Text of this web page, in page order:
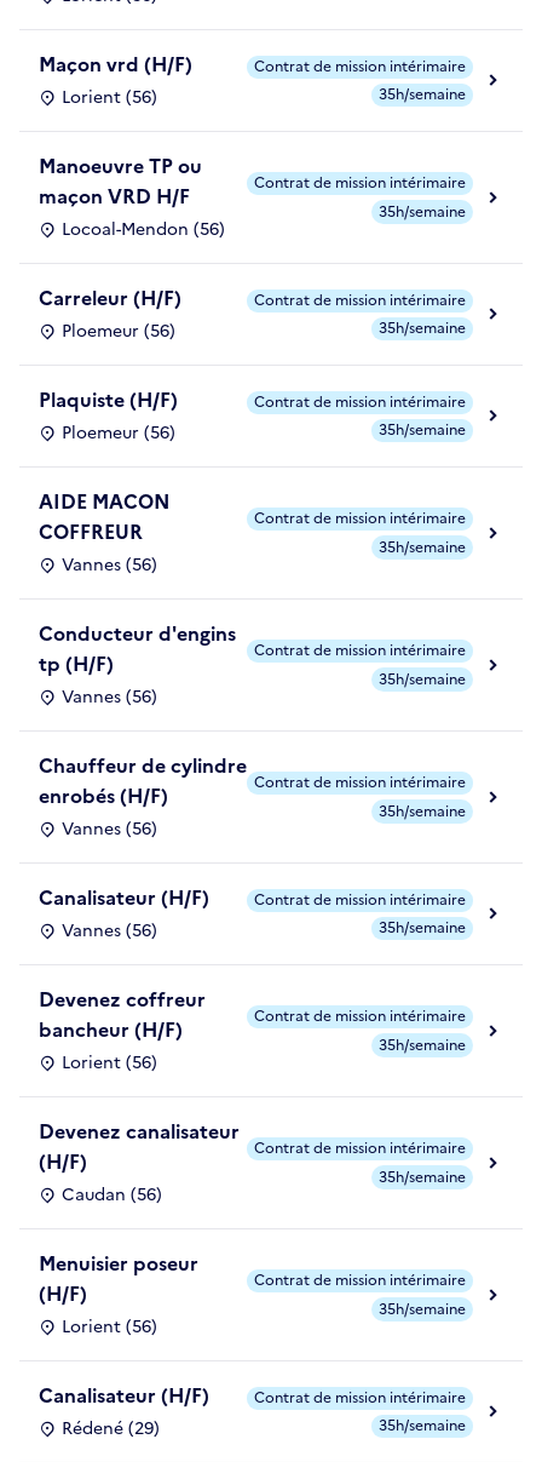
Maçon vrd (H/F)
Lorient (56)
Contrat de mission intérimaire
35h/semaine
Manoeuvre TP ou
maçon VRD H/F
Locoal-Mendon (56)
Contrat de mission intérimaire
35h/semaine
Carreleur (H/F)
Ploemeur (56)
Contrat de mission intérimaire
35h/semaine
Plaquiste (H/F)
Ploemeur (56)
Contrat de mission intérimaire
35h/semaine
AIDE MACON
COFFREUR
Vannes (56)
Contrat de mission intérimaire
35h/semaine
Conducteur d'engins
tp (H/F)
Vannes (56)
Contrat de mission intérimaire
35h/semaine
Chauffeur de cylindre
enrobés (H/F)
Vannes (56)
Contrat de mission intérimaire
35h/semaine
Canalisateur (H/F)
Vannes (56)
Contrat de mission intérimaire
35h/semaine
Devenez coffreur
bancheur (H/F)
Lorient (56)
Contrat de mission intérimaire
35h/semaine
Devenez canalisateur
(H/F)
Caudan (56)
Contrat de mission intérimaire
35h/semaine
Menuisier poseur
(H/F)
Lorient (56)
Contrat de mission intérimaire
35h/semaine
Canalisateur (H/F)
Rédené (29)
Contrat de mission intérimaire
35h/semaine